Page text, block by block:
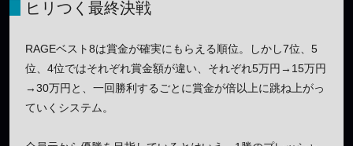
ヒリつく最終決戦
RAGEベスト8は賞金が確実にもらえる順位。しかし7位、5
位、4位ではそれぞれ賞金額が違い、それぞれ5万円→15万円
→30万円と、一回勝利するごとに賞金が倍以上に跳ね上がっ
ていくシステム。